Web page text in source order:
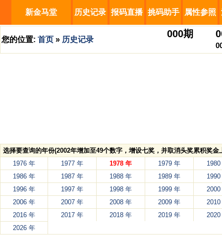
新金马堂 历史记录 报码直播 挑码助手 属性参照
您的位置: 首页 » 历史记录
000期
选择要查询的年份(2002年增加至49个数字，增设七奖，并取消头奖累积奖
1976 年
1977 年 1978 年 1979 年
1986 年
1987 年 1988 年 1989 年
1996 年
1997 年 1998 年 1999 年
2000
2006 年
2007 年 2008 年 2009 年
2010
2016 年
2017 年 2018 年 2019 年
2020
2026 年